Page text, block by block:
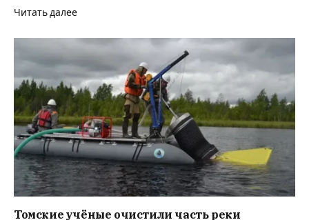
Читать далее
Томские учёные очистили часть реки